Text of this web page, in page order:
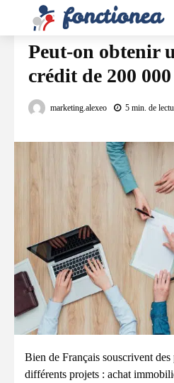
FINANCEMENT
Peut-on obtenir
crédit de 200
marketing.alexeo 5 min. de
Bien de Français souscrivent
différents projets : achat